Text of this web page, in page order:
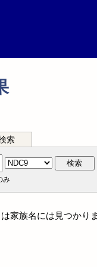
索
検索
み
家族名には見つかり